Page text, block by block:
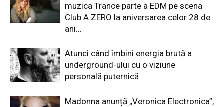
muzica Trance parte a EDM pe scena
Club A ZERO la aniversarea celor 28 de
ani...
Atunci când îmbini energia brută a
underground-ului cu o viziune
personală puternică
Madonna anunță „Veronica Electronica”,